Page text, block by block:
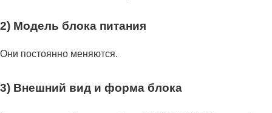
2) Модель блока питания
Они постоянно меняются.
3) Внешний вид и форма блока